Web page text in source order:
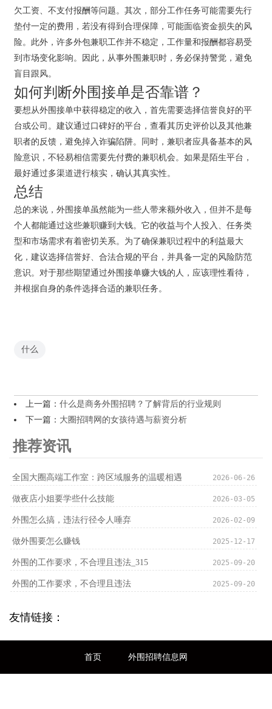
欠工资、不支付报酬等问题。其次，部分工作任务可能需要先行
垫付一定的费用，若没有得到合理保障，可能面临资金损失的风
险。此外，许多外包兼职工作并不稳定，工作量和报酬都容易受
到市场变化影响。因此，从事外围兼职时，务必保持警觉，避免
盲目跟风。
如何判断外围接单是否靠谱？
要想从外围接单中获得稳定的收入，首先需要选择信誉良好的平
台或公司。建议通过口碑好的平台，查看其历史评价以及其他兼
职者的反馈，避免掉入诈骗陷阱。同时，兼职者应具备基本的风
险意识，不轻易相信需要先付费的兼职机会。如果是陌生平台，
最好通过多渠道进行核实，确认其真实性。
总结
总的来说，外围接单虽然能为一些人带来额外收入，但并不是每
个人都能通过这些兼职赚到大钱。它的收益与个人投入、任务类
型和市场需求有着密切关系。为了确保兼职过程中的利益最大
化，建议选择信誉好、合法合规的平台，并具备一定的风险防范
意识。对于那些期望通过外围接单赚大钱的人，应该理性看待，
并根据自身的条件选择合适的兼职任务。
什么
上一篇： 什么是商务外围招聘？了解背后的行业规则
下一篇： 大圈招聘网的女孩待遇与薪资分析
推荐资讯
‌全国大圈高端工作室‌：跨区域服务的温暖相遇 2026-06-26
做夜店小姐要学些什么技能 2026-03-05
外围怎么搞，违法行径令人唾弃 2026-02-09
做外围要怎么赚钱 2025-12-17
外围的工作要求，不合理且违法_315 2025-09-20
外围的工作要求，不合理且违法 2025-09-20
友情链接：
首页 外围招聘信息网